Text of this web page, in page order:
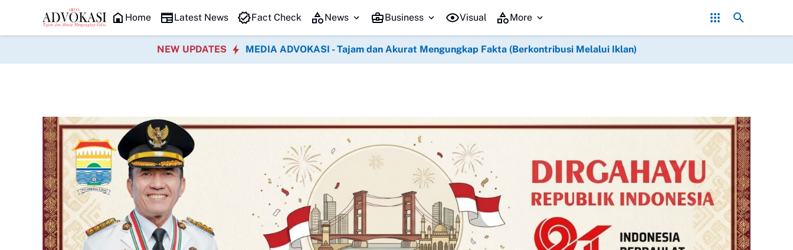
HEADLINE Ribuan Penambang Bergerak! Pembelian Timah Terhenti, Ekonomi Masyarakat
Home Latest News Fact Check News Business Visual More
NEW UPDATES MEDIA ADVOKASI - Tajam dan Akurat Mengungkap Fakta (Berkontribusi Melalui Iklan)